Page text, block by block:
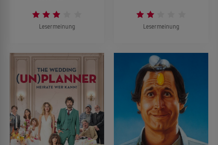
Lesermeinung Lesermeinung